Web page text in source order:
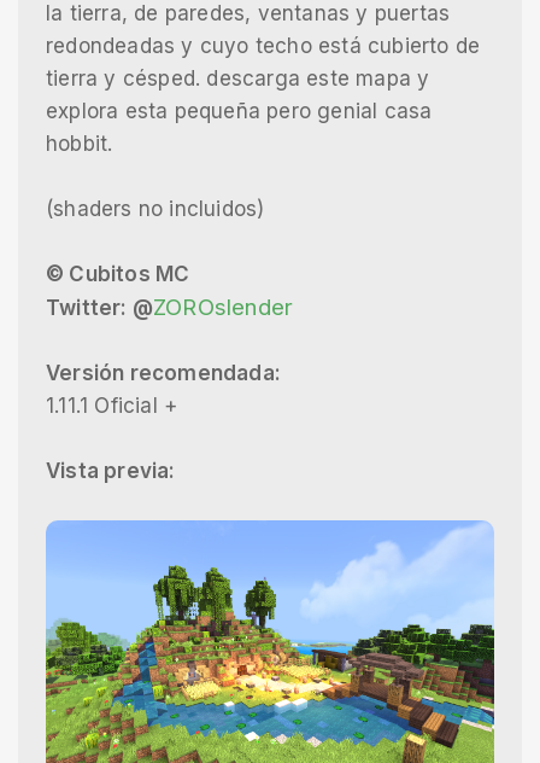
la tierra, de paredes, ventanas y puertas
redondeadas y cuyo techo está cubierto de
tierra y césped. descarga este mapa y
explora esta pequeña pero genial casa
hobbit.
(shaders no incluidos)
© Cubitos MC
Twitter: @ZOROslender
Versión recomendada:
1.11.1 Oficial +
Vista previa: